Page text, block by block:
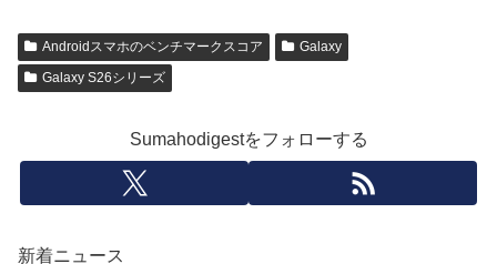
Androidスマホのベンチマークスコア
Galaxy
Galaxy S26シリーズ
Sumahodigestをフォローする
新着ニュース